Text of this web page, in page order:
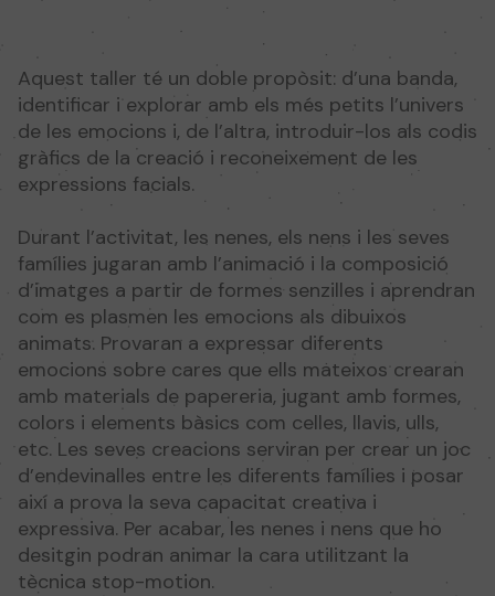
Aquest taller té un doble propòsit: d’una banda,
identificar i explorar amb els més petits l’univers
de les emocions i, de l’altra, introduir-los als codis
gràfics de la creació i reconeixement de les
expressions facials.
Durant l’activitat, les nenes, els nens i les seves
famílies jugaran amb l’animació i la composició
d’imatges a partir de formes senzilles i aprendran
com es plasmen les emocions als dibuixos
animats. Provaran a expressar diferents
emocions sobre cares que ells mateixos crearan
amb materials de papereria, jugant amb formes,
colors i elements bàsics com celles, llavis, ulls,
etc. Les seves creacions serviran per crear un joc
d’endevinalles entre les diferents famílies i posar
així a prova la seva capacitat creativa i
expressiva. Per acabar, les nenes i nens que ho
desitgin podran animar la cara utilitzant la
tècnica stop-motion.